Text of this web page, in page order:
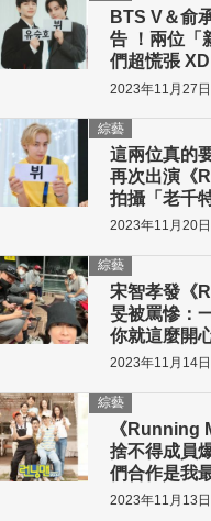
BTS V＆俞
告 ！兩位「
們超慌張 XD
2023年11月27
這兩位真的
再次出演《
拍攝「老千
綜藝
2023年11月20
宋智孝發《
旻被罵慘：
你就這麼開
綜藝
2023年11月14
《Running
捨不得成員
們合作是我
綜藝
2023年11月13